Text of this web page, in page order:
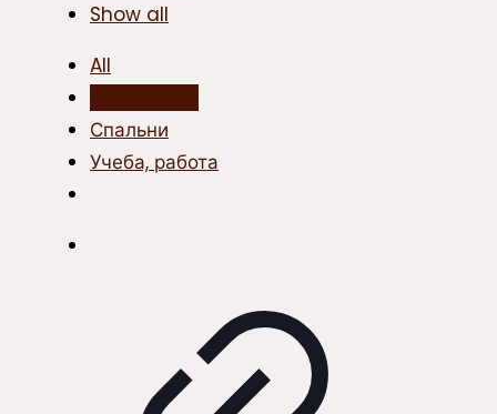
Show all
All
Спальни
Учеба, работа